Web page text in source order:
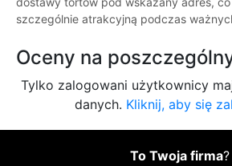
szczególnie atrakcyjną podczas
Oceny na
Tylko zalogowani użytkownicy
danych. Kliknij, aby się
To Twoja firma?